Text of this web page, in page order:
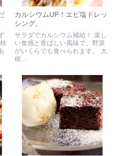
カルシウムUP！エビ塩ドレッ
シング。
サラダでカルシウム補給！ 楽し
い食感と香ばしい風味で、野菜
がいくらでも食べられます。 大
根...